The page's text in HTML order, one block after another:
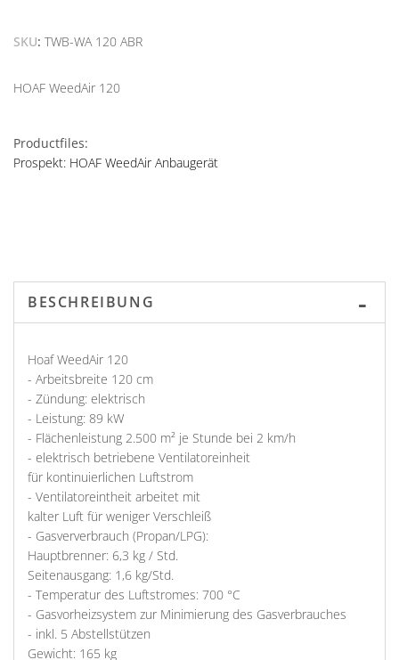
SKU TWB-WA 120 ABR
HOAF WeedAir 120
Productfiles:
Prospekt: HOAF WeedAir Anbaugerät
BESCHREIBUNG
Hoaf WeedAir 120
- Arbeitsbreite 120 cm
- Zündung: elektrisch
- Leistung: 89 kW
- Flächenleistung 2.500 m² je Stunde bei 2 km/h
- elektrisch betriebene Ventilatoreinheit
für kontinuierlichen Luftstrom
- Ventilatoreintheit arbeitet mit
kalter Luft für weniger Verschleiß
- Gasververbrauch (Propan/LPG):
Hauptbrenner: 6,3 kg / Std.
Seitenausgang: 1,6 kg/Std.
- Temperatur des Luftstromes: 700 °C
- Gasvorheizsystem zur Minimierung des Gasverbrauches
- inkl. 5 Abstellstützen
Gewicht: 165 kg